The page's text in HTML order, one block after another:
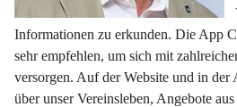
Informationen zu erkunden. Die App
sehr empfehlen, um sich mit
versorgen. Auf der Website und in der
über unser Vereinsleben, Angebote